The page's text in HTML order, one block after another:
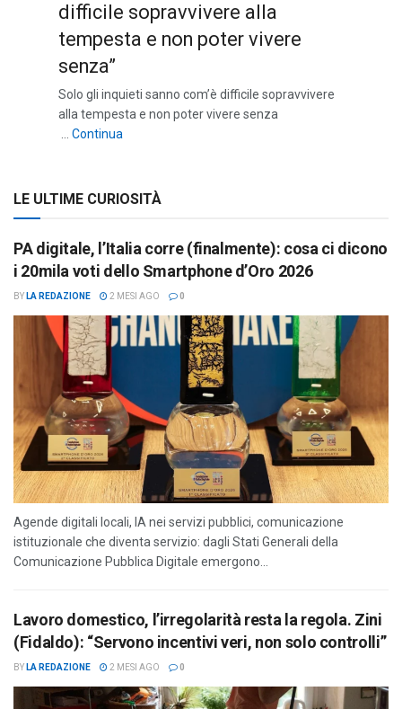
difficile sopravvivere alla
tempesta e non poter vivere
senza”
Solo gli inquieti sanno com’è difficile sopravvivere
alla tempesta e non poter vivere senza
… Continua
LE ULTIME CURIOSITÀ
PA digitale, l’Italia corre (finalmente): cosa ci dicono
i 20mila voti dello Smartphone d’Oro 2026
BY LA REDAZIONE 2 MESI AGO 0
Agende digitali locali, IA nei servizi pubblici, comunicazione
istituzionale che diventa servizio: dagli Stati Generali della
Comunicazione Pubblica Digitale emergono...
Lavoro domestico, l’irregolarità resta la regola. Zini
(Fidaldo): “Servono incentivi veri, non solo controlli”
BY LA REDAZIONE 2 MESI AGO 0